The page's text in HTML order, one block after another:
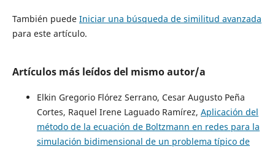
También puede Iniciar una búsqueda de similitud avanzada
para este artículo.
Artículos más leídos del mismo autor/a
Elkin Gregorio Flórez Serrano, Cesar Augusto Peña
Cortes, Raquel Irene Laguado Ramírez, Aplicación del
método de la ecuación de Boltzmann en redes para la
simulación bidimensional de un problema típico de